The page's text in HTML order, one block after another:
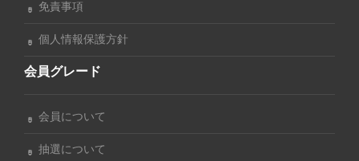
免責事項
個人情報保護方針
会員グレード
会員について
抽選について